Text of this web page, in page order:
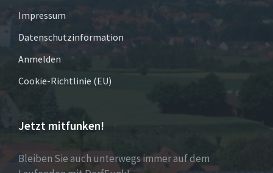
Impressum
Datenschutzinformation
Anmelden
Cookie-Richtlinie (EU)
Jetzt mitfunken!
Bleiben Sie auch unterwegs immer auf dem